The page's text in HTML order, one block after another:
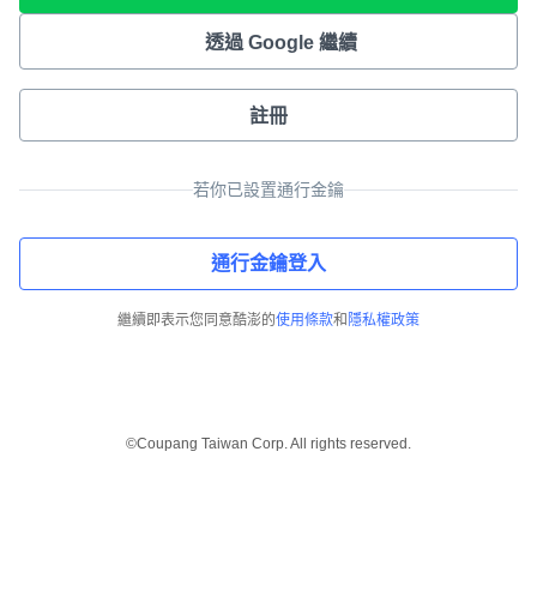
透過 Google 繼續
註冊
若你已設置通行金鑰
通行金鑰登入
繼續即表示您同意酷澎的使用條款和 隱私權政策
©Coupang Taiwan Corp. All rights reserved.